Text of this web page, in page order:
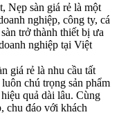
Nẹp sàn giá rẻ là một
nghiệp, công ty, cá
trở thành thiết bị ưa
nghiệp tại Việt
giá rẻ là nhu cầu tất
chú trọng sản phẩm
quả dài lâu. Cùng
chu đáo với khách